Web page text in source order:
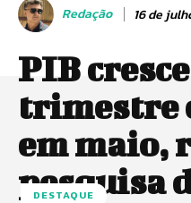
Redação 16 de
PIB
trimestre
em maio,
pesquisa
DESTAQUE